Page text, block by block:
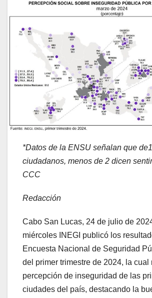
*Datos de la ENSU señalan que
ciudadanos, menos de 2 dicen
CCC
Redacción
Cabo San Lucas, 24 de julio de
miércoles INEGI publicó los
Encuesta Nacional de Seguridad
del primer trimestre de 2024, la cual
percepción de inseguridad de las
ciudades del país, destacando la